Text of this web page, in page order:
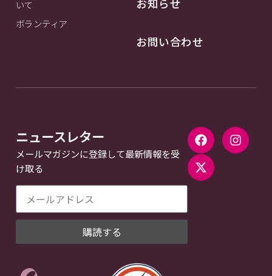
いて
ボランティア
お知らせ
お問い合わせ
ニュースレター
メールマガジンに登録して最新情報を受
け取る
購読する